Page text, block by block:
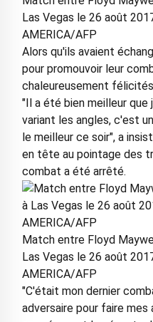
Las Vegas le 26 août
AMERICA/AFP
Alors qu'ils avaient
pour promouvoir leur
chaleureusement
"Il a été bien meilleur que
variant les angles, c'est
le meilleur ce soir", a
en tête au pointage des
combat a été arrêté.
Match entre Floyd
Las Vegas le 26 août
AMERICA/AFP
"C'était mon dernier
adversaire pour faire mes